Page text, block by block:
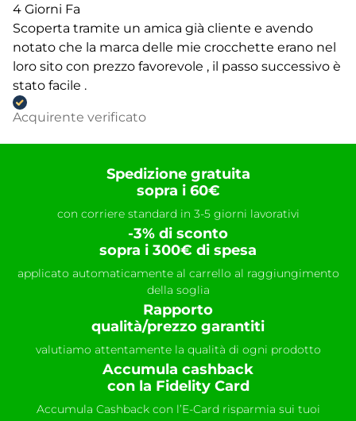
4 Giorni Fa
Scoperta tramite un amica già cliente e avendo
notato che la marca delle mie crocchette erano nel
loro sito con prezzo favorevole , il passo successivo è
stato facile .
Acquirente verificato
Spedizione gratuita
sopra i 60€
con corriere standard in 3-5 giorni lavorativi
-3% di sconto
sopra i 300€ di spesa
applicato automaticamente al carrello al raggiungimento
della soglia
Rapporto
qualità/prezzo garantiti
valutiamo attentamente la qualità di ogni prodotto
Accumula cashback
con la Fidelity Card
Accumula Cashback con l’E-Card risparmia sui tuoi